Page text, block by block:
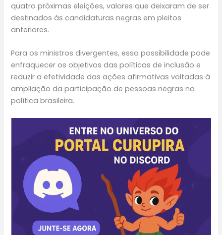
quatro próximas eleições, valores que deixaram de ser
destinados às candidaturas negras em pleitos
anteriores.
Para os ministros divergentes, essa possibilidade pode
enfraquecer os objetivos das políticas de inclusão e
reduzir a efetividade das ações afirmativas voltadas à
ampliação da participação de pessoas negras na
política brasileira.